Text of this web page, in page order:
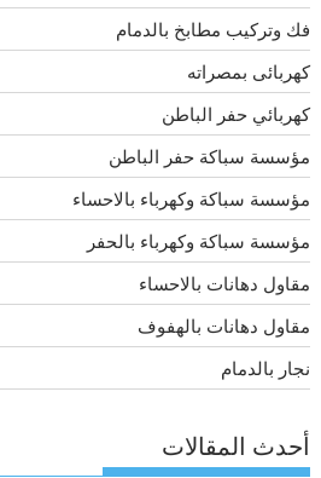
فك وتركيب مطابخ بالدمام
كهربائى بمصراته
كهربائي حفر الباطن
مؤسسة سباكة حفر الباطن
مؤسسة سباكة وكهرباء بالاحساء
مؤسسة سباكة وكهرباء بالحفر
مقاول دهانات بالاحساء
مقاول دهانات بالهفوف
نجار بالدمام
أحدث المقالات